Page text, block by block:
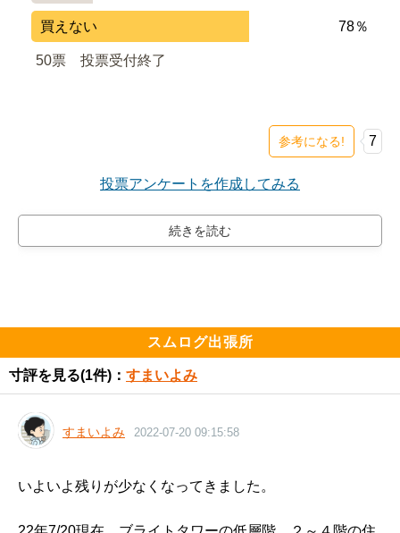
買えない 78％
50票 投票受付終了
参考になる! 7
投票アンケートを作成してみる
スムログ出張所
寸評を見る(1件)： すまいよみ
すまいよみ 2022-07-20 09:15:58
いよいよ残りが少なくなってきました。